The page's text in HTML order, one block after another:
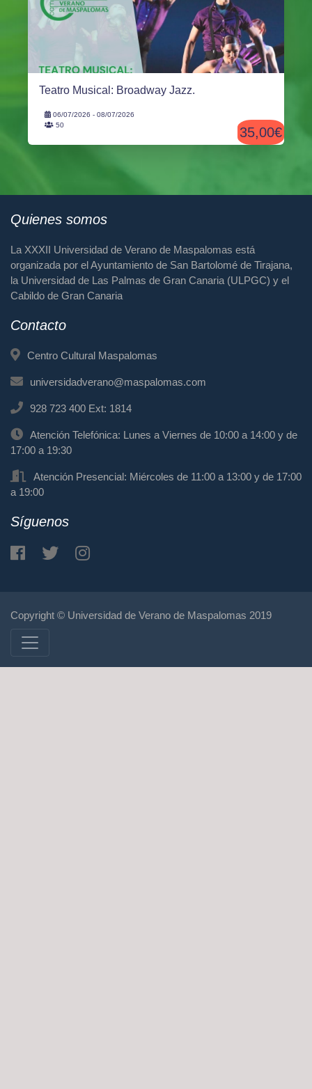
Teatro Musical: Broadway Jazz.
06/07/2026 - 08/07/2026
50
35,00€
Quienes somos
La XXXII Universidad de Verano de Maspalomas está
organizada por el Ayuntamiento de San Bartolomé de Tirajana,
la Universidad de Las Palmas de Gran Canaria (ULPGC) y el
Cabildo de Gran Canaria
Contacto
Centro Cultural Maspalomas
universidadverano@maspalomas.com
928 723 400 Ext: 1814
Atención Telefónica: Lunes a Viernes de 10:00 a 14:00 y de
17:00 a 19:30
Atención Presencial: Miércoles de 11:00 a 13:00 y de 17:00
a 19:00
Síguenos
Copyright © Universidad de Verano de Maspalomas 2019